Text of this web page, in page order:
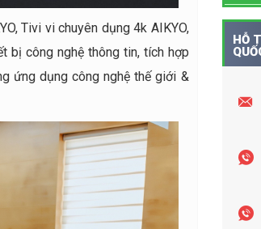
Tivi vi chuyên dụng 4k AIKYO,
bị công nghệ thông tin, tích hợp
ứng dụng công nghệ thế giới &
HỖ